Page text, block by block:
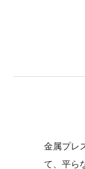
金属プレ
て、平ら